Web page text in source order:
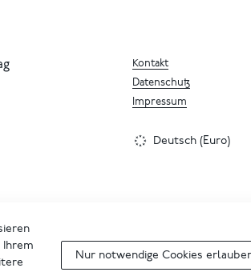
Kontakt
Datenschutz
Impressum
Deutsch (Euro)
Ihrem
Nur notwendige Cookies